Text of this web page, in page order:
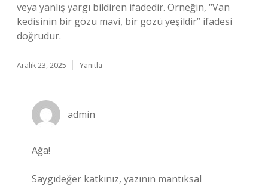
veya yanlış yargı bildiren ifadedir. Örneğin, “Van
kedisinin bir gözü mavi, bir gözü yeşildir” ifadesi
doğrudur.
Aralık 23, 2025 Yanıtla
admin
Ağa!
Saygıdeğer katkınız, yazının mantıksal